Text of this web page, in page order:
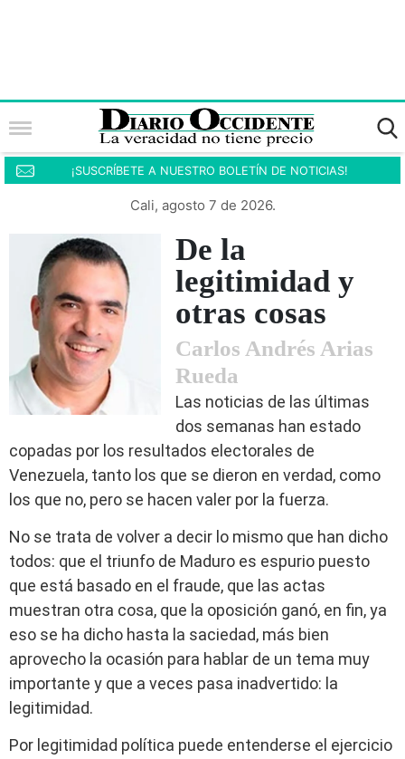
¡SUSCRÍBETE A NUESTRO BOLETÍN DE NOTICIAS!
Cali, agosto 7 de 2026.
De la
legitimidad y
otras cosas
Carlos Andrés Arias
Rueda
Las noticias de las últimas
dos semanas han estado
copadas por los resultados electorales de
Venezuela, tanto los que se dieron en verdad, como
los que no, pero se hacen valer por la fuerza.
No se trata de volver a decir lo mismo que han dicho
todos: que el triunfo de Maduro es espurio puesto
que está basado en el fraude, que las actas
muestran otra cosa, que la oposición ganó, en fin, ya
eso se ha dicho hasta la saciedad, más bien
aprovecho la ocasión para hablar de un tema muy
importante y que a veces pasa inadvertido: la
legitimidad.
Por legitimidad política puede entenderse el ejercicio